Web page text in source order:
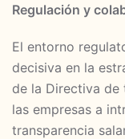
Regulación y
El entorno
decisiva en la
de la Directiva de
las empresas a
transparencia